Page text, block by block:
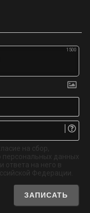
1500
на сбор,
персональных данных
ответа на него в
Федерации.